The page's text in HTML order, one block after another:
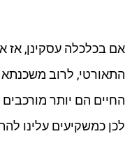
אם בכלכלה עסקינן, אז
התאורטי, לרוב
החיים הם יותר
לכן כמשקיעים עלינו